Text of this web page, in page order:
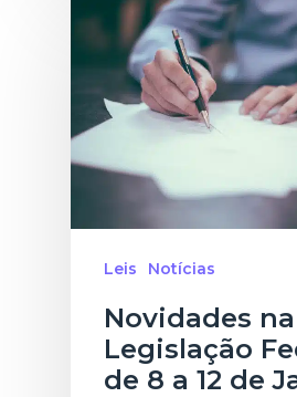
Leis Notícias
Novidades na
Legislação
de 8 a 12 de